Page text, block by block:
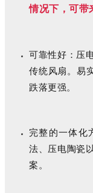
情况下，可带
可靠性好：压
传统风扇。易
跌落更强。
完整的一体化
法、压电陶瓷
案。